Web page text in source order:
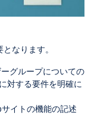
なります。
グループについての
対する要件を明確に
イトの機能の記述